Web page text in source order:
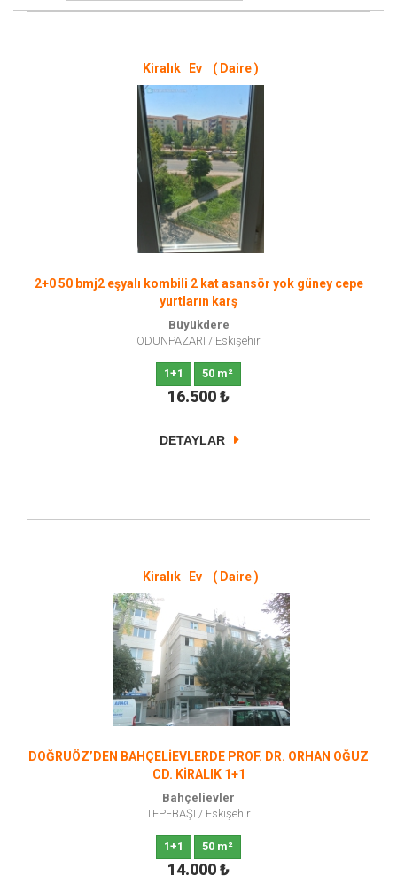
Kiralık Ev ( Daire )
2+0 50 bmj2 eşyalı kombili 2 kat asansör yok güney cepe
yurtların karş
Büyükdere
ODUNPAZARI / Eskişehir
1+1 50 m²
16.500₺
DETAYLAR
Kiralık Ev ( Daire )
DOĞRUÖZ’DEN BAHÇELİEVLERDE PROF. DR. ORHAN OĞUZ
CD. KİRALIK 1+1
Bahçelievler
TEPEBAŞI / Eskişehir
1+1 50 m²
14.000₺